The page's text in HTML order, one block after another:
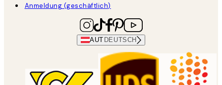
Anmeldung (geschäftlich)
AUT DEUTSCH